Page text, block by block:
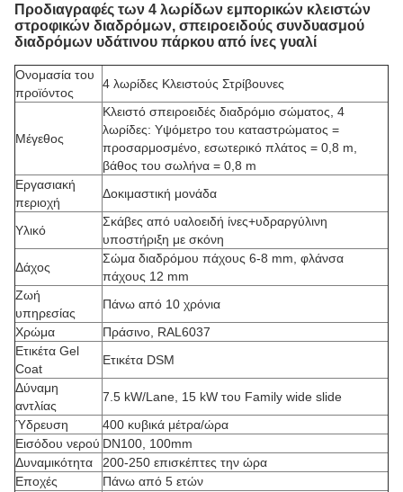
Προδιαγραφές των 4 λωρίδων εμπορικών κλειστών
στροφικών διαδρόμων, σπειροειδούς συνδυασμού
διαδρόμων υδάτινου πάρκου από ίνες γυαλί
Ονομασία του
προϊόντος
4 λωρίδες Κλειστούς Στρίβουνες
Μέγεθος
Κλειστό σπειροειδές διαδρόμιο σώματος, 4
λωρίδες: Υψόμετρο του καταστρώματος =
προσαρμοσμένο, εσωτερικό πλάτος = 0,8 m,
βάθος του σωλήνα = 0,8 m
Εργασιακή
περιοχή
Δοκιμαστική μονάδα
Υλικό
Σκάβες από υαλοειδή ίνες+υδραργύλινη
υποστήριξη με σκόνη
Δάχος
Σώμα διαδρόμου πάχους 6-8 mm, φλάνσα
πάχους 12 mm
Ζωή
υπηρεσίας
Πάνω από 10 χρόνια
Χρώμα
Πράσινο, RAL6037
Ετικέτα Gel
Coat
Ετικέτα DSM
Δύναμη
αντλίας
7.5 kW/Lane, 15 kW του Family wide slide
Ύδρευση
400 κυβικά μέτρα/ώρα
Εισόδου νερού DN100, 100mm
Δυναμικότητα
200-250 επισκέπτες την ώρα
Εποχές
Πάνω από 5 ετών